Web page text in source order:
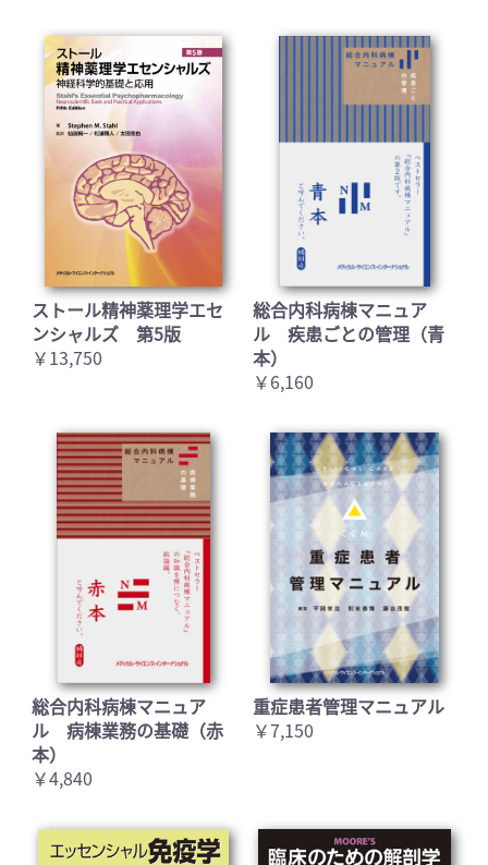
ストール精神薬理学エセ
ンシャルズ 第5版
￥13,750
総合内科病棟マニュア
ル 疾患ごとの管理（青
本）
￥6,160
総合内科病棟マニュア
ル 病棟業務の基礎（赤
本）
￥4,840
重症患者管理マニュアル
￥7,150